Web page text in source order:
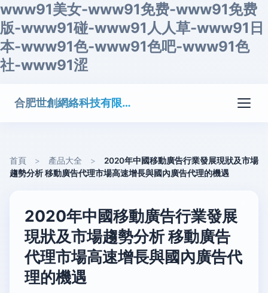
www91美女-www91免费-www91免费
版-www91碰-www91人人草-www91日
本-www91色-www91色吧-www91色
社-www91涩
合肥世創網絡科技有限公司
首頁 > 產品大全 >
2020年中國移動廣告行業發展現狀及市場
趨勢分析 移動廣告代理市場高速增長與國內廣告代理的機遇
2020年中國移動廣告行業發展
現狀及市場趨勢分析 移動廣告
代理市場高速增長與國內廣告代
理的機遇